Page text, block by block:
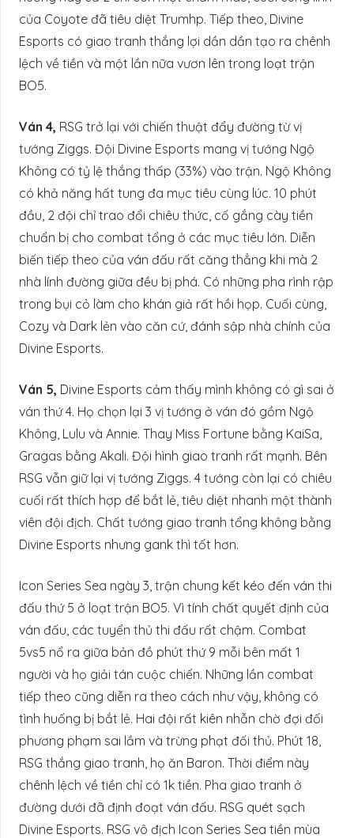
của Coyote đã tiêu diệt Trumhp. Tiếp theo, Divine
Esports có giao tranh thắng lợi dần dần tạo ra chênh
lệch về tiền và một lần nữa vươn lên trong loạt trận
BO5.
Ván 4, RSG trở lại với chiến thuật đẩy đường từ vị
tướng Ziggs. Đội Divine Esports mang vị tướng Ngộ
Không có tỷ lệ thắng thấp (33%) vào trận. Ngộ Không
có khả năng hất tung đa mục tiêu cùng lúc. 10 phút
đầu, 2 đội chỉ trao đổi chiêu thức, cố gắng cày tiền
chuẩn bị cho combat tổng ở các mục tiêu lớn. Diễn
biến tiếp theo của ván đấu rất căng thẳng khi mà 2
nhà lính đường giữa đều bị phá. Có những pha rình rập
trong bụi cỏ làm cho khán giả rất hồi họp. Cuối cùng,
Cozy và Dark lẻn vào căn cứ, đánh sập nhà chính của
Divine Esports.
Ván 5, Divine Esports cảm thấy mình không có gì sai ở
ván thứ 4. Họ chọn lại 3 vị tướng ở ván đó gồm Ngộ
Không, Lulu và Annie. Thay Miss Fortune bằng KaiSa,
Gragas bằng Akali. Đội hình giao tranh rất mạnh. Bên
RSG vẫn giữ lại vị tướng Ziggs. 4 tướng còn lại có chiêu
cuối rất thích hợp để bắt lẻ, tiêu diệt nhanh một thành
viên đội địch. Chất tướng giao tranh tổng không bằng
Divine Esports nhưng gank thì tốt hơn.
Icon Series Sea ngày 3, trận chung kết kéo đến ván thi
đấu thứ 5 ở loạt trận BO5. Vì tính chất quyết định của
ván đấu, các tuyển thủ thi đấu rất chậm. Combat
5vs5 nổ ra giữa bản đồ phút thứ 9 mỗi bên mất 1
người và họ giải tán cuộc chiến. Những lần combat
tiếp theo cũng diễn ra theo cách như vậy, không có
tình huống bị bắt lẻ. Hai đội rất kiên nhẫn chờ đợi đối
phương phạm sai lầm và trừng phạt đối thủ. Phút 18,
RSG thắng giao tranh, họ ăn Baron. Thời điểm này
chênh lệch về tiền chỉ có 1k tiền. Pha giao tranh ở
đường dưới đã định đoạt ván đấu. RSG quét sạch
Divine Esports. RSG vô địch Icon Series Sea tiền mùa